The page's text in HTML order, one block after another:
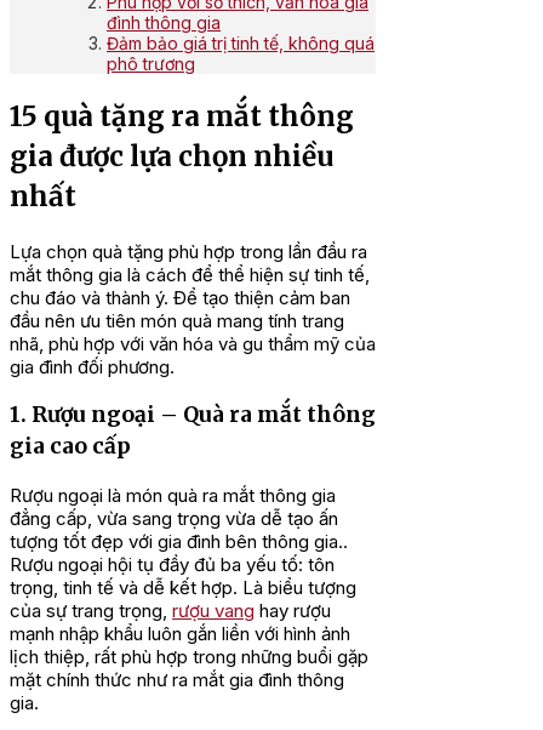
đình thông gia
Đảm bảo giá trị tinh tế, không quá
phô trương
15 quà tặng ra mắt thông
gia được lựa chọn nhiều
nhất
Lựa chọn quà tặng phù hợp trong lần đầu ra
mắt thông gia là cách để thể hiện sự tinh tế,
chu đáo và thành ý. Để tạo thiện cảm ban
đầu nên ưu tiên món quà mang tính trang
nhã, phù hợp với văn hóa và gu thẩm mỹ của
gia đình đối phương.
1. Rượu ngoại – Quà ra mắt thông
gia cao cấp
Rượu ngoại là món quà ra mắt thông gia
đẳng cấp, vừa sang trọng vừa dễ tạo ấn
tượng tốt đẹp với gia đình bên thông gia..
Rượu ngoại hội tụ đầy đủ ba yếu tố: tôn
trọng, tinh tế và dễ kết hợp. Là biểu tượng
của sự trang trọng, rượu vang hay rượu
mạnh nhập khẩu luôn gắn liền với hình ảnh
lịch thiệp, rất phù hợp trong những buổi gặp
mặt chính thức như ra mắt gia đình thông
gia.